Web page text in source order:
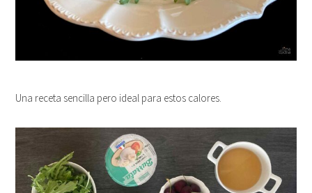
Una receta sencilla pero ideal para estos calores.